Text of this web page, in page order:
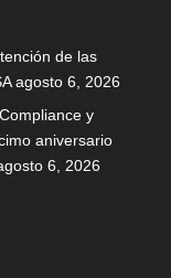
de las
agosto 6, 2026
y
aniversario
6, 2026